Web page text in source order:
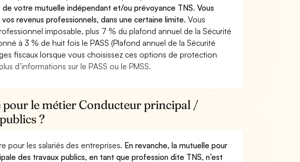
votre mutuelle indépendant et/ou prévoyance TNS. Vous
revenus professionnels, dans une certaine limite.Vous
imposable, plus 7 % du plafond annuel de la Sécurité
à 3 % de huit fois le PASS (Plafond annuel de la Sécurité
fiscaux lorsque vous choisissez ces options de protection
d’informations sur le PASS ou le PMSS.
le métier Conducteur principal /
?
pour les salariés des entreprises. En revanche, la mutuelle pour
des travaux publics, en tant que profession dite TNS, n’est